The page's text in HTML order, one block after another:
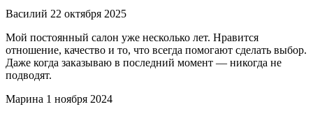
Василий 22 октября 2025
Мой постоянный салон уже несколько лет. Нравится
отношение, качество и то, что всегда помогают сделать выбор.
Даже когда заказываю в последний момент — никогда не
подводят.
Марина 1 ноября 2024